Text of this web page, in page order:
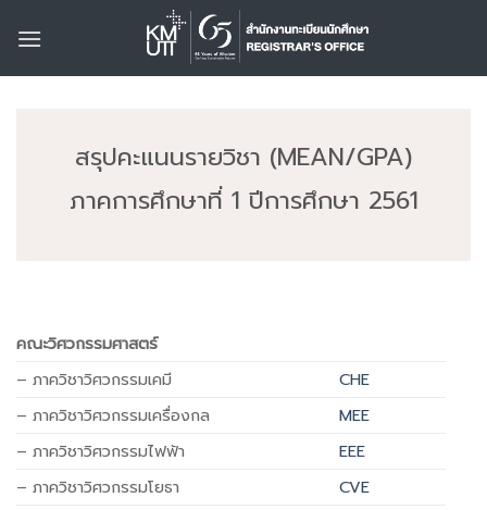
สรุปคะแนนรายวิชา (MEAN/GPA)
ภาคการศึกษาที่ 1 ปีการศึกษา 2561
คณะวิศวกรรมศาสตร์
– ภาควิชาวิศวกรรมเคมี
CHE
– ภาควิชาวิศวกรรมเครื่องกล
MEE
– ภาควิชาวิศวกรรมไฟฟ้า
EEE
– ภาควิชาวิศวกรรมโยธา
CVE